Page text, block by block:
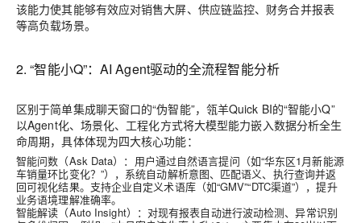
该能力使其能够有效应对销售大屏、供应链监控、财务合并报表
等高负载场景。
2. “智能小Q”：AI Agent驱动的全流程智能分析
区别于简单集成聊天窗口的“伪智能”，瓴羊Quick BI的“智能小Q”
以Agent化、场景化、工程化方式将大模型能力嵌入数据分析全生
命周期，具体体现为四大核心功能：
智能问数（Ask Data） ：用户通过自然语言提问（如“华东区1月新能源
车销量环比变化？”），系统自动解析意图、匹配语义、执行查询并返
回可视化结果。支持企业自定义术语库（如“GMV”“DTC渠道”），提升
业务语境理解准确率。
智能解读（Auto Insight） ：对现有报表自动进行波动检测、异常识别